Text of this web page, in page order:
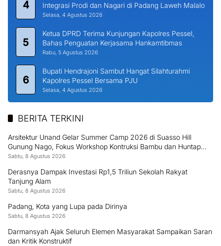
4
Integrasi Prodi dan Nagari di Padang Laweh Malalo
Selasa, 4 Agustus 2026
5
Ketua DPRD Terima Kunjungan Kapolres Pessel,
Bahas Penguatan Kerjasama Hankamtibmas
Rabu, 5 Agustus 2026
6
Bupati Hendrajoni Sambut Hangat Silahturahmi
Kapolres Pessel Bersama PJU
Selasa, 4 Agustus 2026
BERITA TERKINI
Arsitektur Unand Gelar Summer Camp 2026 di Suasso Hill
Gunung Nago, Fokus Workshop Kontruksi Bambu dan Huntap
Kayu
Sabtu, 8 Agustus 2026
Derasnya Dampak Investasi Rp1,5 Triliun Sekolah Rakyat
Tanjung Alam
Sabtu, 8 Agustus 2026
Padang, Kota yang Lupa pada Dirinya
Sabtu, 8 Agustus 2026
Darmansyah Ajak Seluruh Elemen Masyarakat Sampaikan Saran
dan Kritik Konstruktif